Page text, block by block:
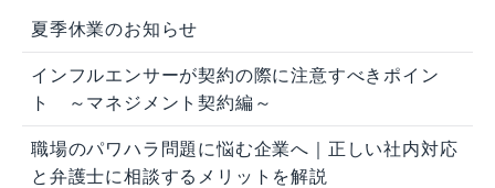
夏季休業のお知らせ
インフルエンサーが契約の際に注意すべきポイン
ト ～マネジメント契約編～
職場のパワハラ問題に悩む企業へ｜正しい社内対応
と弁護士に相談するメリットを解説